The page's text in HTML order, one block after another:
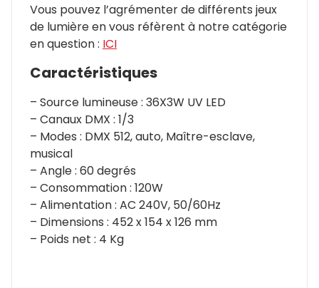
Vous pouvez l’agrémenter de différents jeux
de lumière en vous réfèrent à notre catégorie
en question : ICI
Caractéristiques
– Source lumineuse : 36X3W UV LED
– Canaux DMX : 1/3
– Modes : DMX 512, auto, Maître-esclave,
musical
– Angle : 60 degrés
– Consommation : 120W
– Alimentation : AC 240V, 50/60Hz
– Dimensions : 452 x 154 x 126 mm
– Poids net : 4 Kg